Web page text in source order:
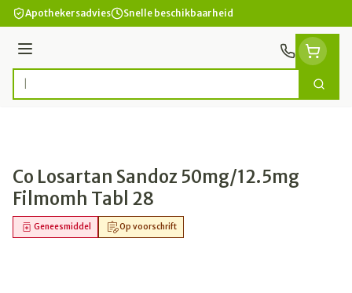
Ga naar de inhoud
Apothekersadvies Snelle beschikbaarheid
Menu
Product, merk, categorie... Zoek
Co Losartan Sandoz 50mg/12.5mg
Filmomh Tabl 28
Op voorschrift
Geneesmiddel